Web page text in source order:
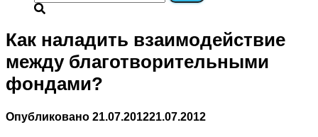
Как наладить взаимодействие
между благотворительными
фондами?
Опубликовано 21.07.201221.07.2012